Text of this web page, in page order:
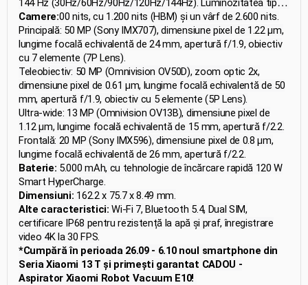
încărcare rapidă de 120W. Ambele smartphone-uri rulează pe
platforma MIUI 14 și sunt livrate cu încărcătoare incluse.
144 Hz (30Hz/60Hz/90Hz/120Hz/144Hz). Luminozitatea tipică
este de 500 nits, cu 1.200 nits (HBM) și un vârf de 2.600 nits.
Acesta acoperă 100% din gama de culori DCI-P3 și are o
adâncime de culoare de 10 biți.
Camere:
Principală: 50 MP (Sony IMX707), dimensiune pixel de 1.22 μm,
lungime focală echivalentă de 24 mm, apertură f/1.9, obiectiv
cu 7 elemente (7P Lens).
Teleobiectiv: 50 MP (Omnivision OV50D), zoom optic 2x,
dimensiune pixel de 0.61 μm, lungime focală echivalentă de 50
mm, apertură f/1.9, obiectiv cu 5 elemente (5P Lens).
Ultra-wide: 13 MP (Omnivision OV13B), dimensiune pixel de
1.12 μm, lungime focală echivalentă de 15 mm, apertură f/2.2.
Frontală: 20 MP (Sony IMX596), dimensiune pixel de 0.8 μm,
lungime focală echivalentă de 26 mm, apertură f/2.2.
Baterie: 5.000 mAh, cu tehnologie de încărcare rapidă 120 W
Smart HyperCharge.
Dimensiuni: 162.2 x 75.7 x 8.49 mm.
Alte caracteristici: Wi-Fi 7, Bluetooth 5.4, Dual SIM,
certificare IP68 pentru rezistență la apă și praf, înregistrare
video 4K la 30 FPS.
*Cumpără în perioada 26.09 - 6.10 noul smartphone din
Seria Xiaomi 13 T și primești garantat CADOU -
Aspirator Xiaomi Robot Vacuum E10!